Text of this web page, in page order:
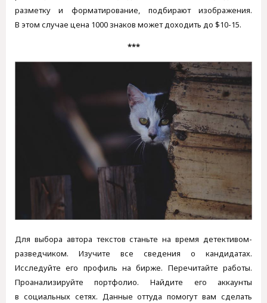
разметку и форматирование, подбирают изображения.
В этом случае цена 1000 знаков может доходить до $10-15.
***
Для выбора автора текстов станьте на время детективом-
разведчиком. Изучите все сведения о кандидатах.
Исследуйте его профиль на бирже. Перечитайте работы.
Проанализируйте портфолио. Найдите его аккаунты
в социальных сетях. Данные оттуда помогут вам сделать